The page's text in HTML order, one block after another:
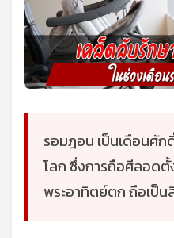
รอมฎอน เป็นเดือนศั
โลก ซึ่งการถือศีลอด
พระอาทิตย์ตก ถือเป็